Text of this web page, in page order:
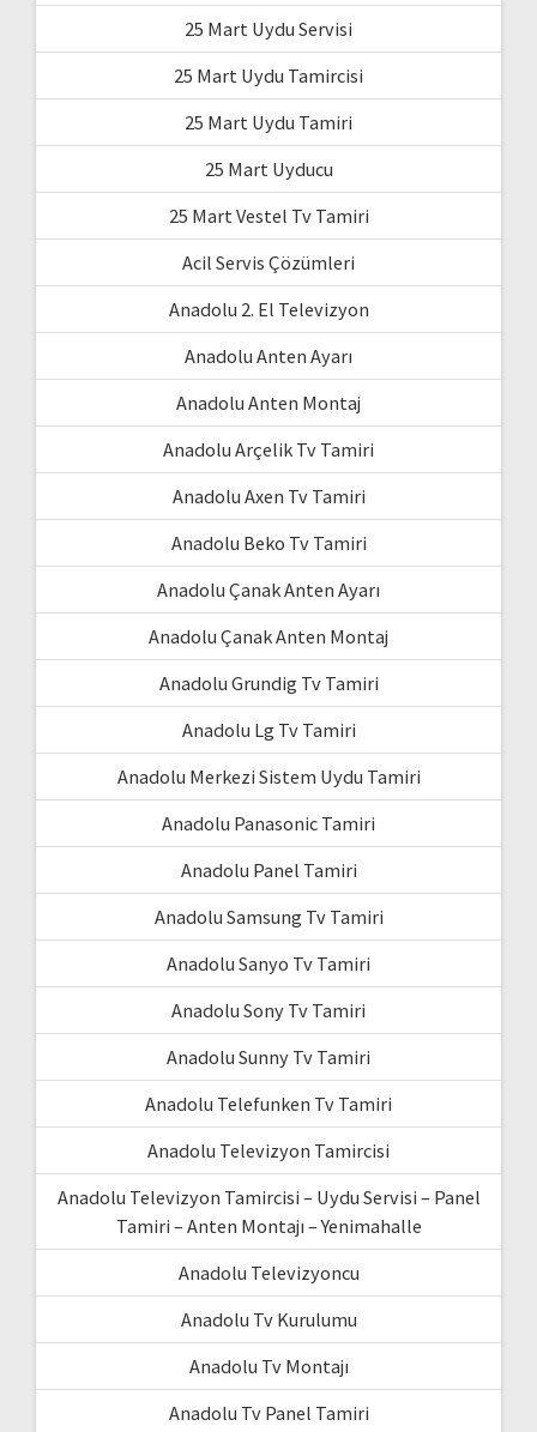
25 Mart Uydu Servisi
25 Mart Uydu Tamircisi
25 Mart Uydu Tamiri
25 Mart Uyducu
25 Mart Vestel Tv Tamiri
Acil Servis Çözümleri
Anadolu 2. El Televizyon
Anadolu Anten Ayarı
Anadolu Anten Montaj
Anadolu Arçelik Tv Tamiri
Anadolu Axen Tv Tamiri
Anadolu Beko Tv Tamiri
Anadolu Çanak Anten Ayarı
Anadolu Çanak Anten Montaj
Anadolu Grundig Tv Tamiri
Anadolu Lg Tv Tamiri
Anadolu Merkezi Sistem Uydu Tamiri
Anadolu Panasonic Tamiri
Anadolu Panel Tamiri
Anadolu Samsung Tv Tamiri
Anadolu Sanyo Tv Tamiri
Anadolu Sony Tv Tamiri
Anadolu Sunny Tv Tamiri
Anadolu Telefunken Tv Tamiri
Anadolu Televizyon Tamircisi
Anadolu Televizyon Tamircisi – Uydu Servisi – Panel
Tamiri – Anten Montajı – Yenimahalle
Anadolu Televizyoncu
Anadolu Tv Kurulumu
Anadolu Tv Montajı
Anadolu Tv Panel Tamiri